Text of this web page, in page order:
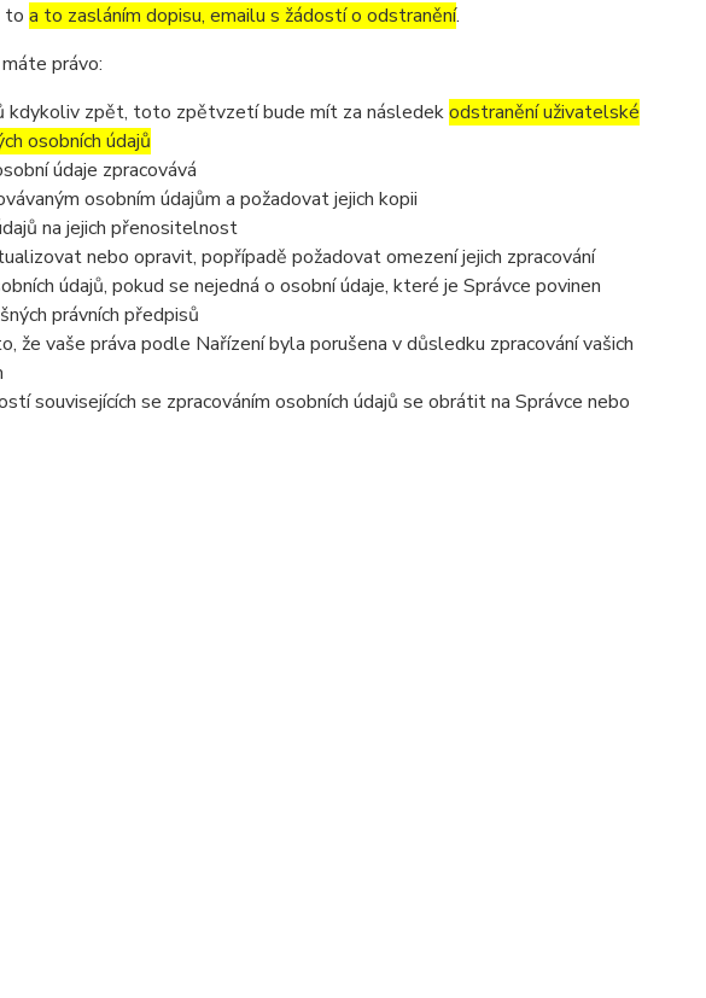
to a to zasláním dopisu, emailu s žádostí o odstranění.
právo:
kdykoliv zpět, toto zpětvzetí bude mít za následekodstranění uživatelské
osobních údajů
údaje zpracovává
osobním údajům a požadovat jejich kopii
na jejich přenositelnost
nebo opravit, popřípadě požadovat omezení jejich zpracování
údajů, pokud se nejedná o osobní údaje, které je Správce povinen
právních předpisů
že vaše práva podle Nařízení byla porušena v důsledku zpracování vašich
souvisejících se zpracováním osobních údajů se obrátit na Správce nebo